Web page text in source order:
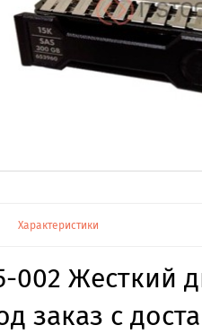
Характеристики
002 Жесткий
заказ с